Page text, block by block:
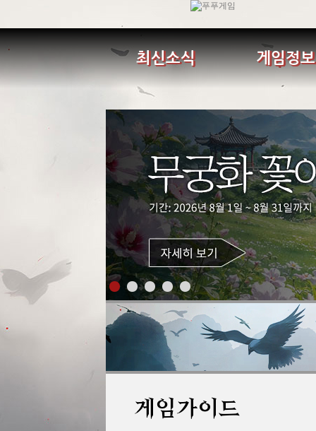
최신소식 게임정보
게임가이드